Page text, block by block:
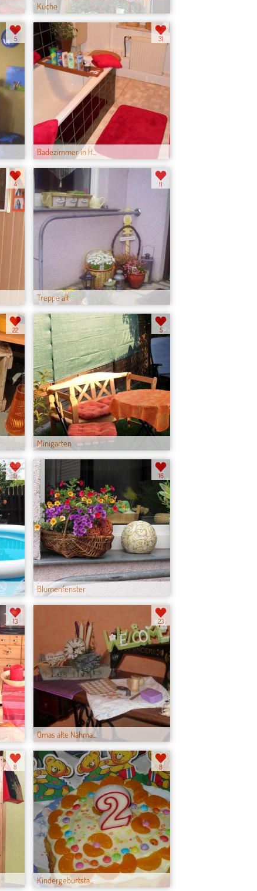
Küche
5
Badezimmer in H...
31
4
Treppe alt
11
22
Minigarten
5
9
Blumenfenster
16
13
Omas alte Nähma...
23
8
Kindergeburtsta...
8